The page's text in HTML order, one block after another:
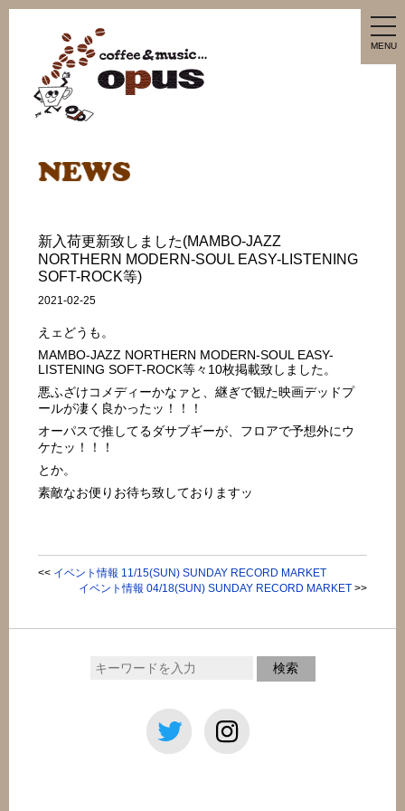
MENU
新入荷更新致しました(MAMBO-JAZZ
NORTHERN MODERN-SOUL EASY-LISTENING
SOFT-ROCK等)
2021-02-25
えェどうも。
MAMBO-JAZZ NORTHERN MODERN-SOUL EASY-
LISTENING SOFT-ROCK等々10枚掲載致しました。
悪ふざけコメディーかなァと、継ぎで観た映画デッドプ
ールが凄く良かったッ！！！
オーパスで推してるダサブギーが、フロアで予想外にウ
ケたッ！！！
とか。
素敵なお便りお待ち致しておりますッ
<< イベント情報 11/15(SUN) SUNDAY RECORD MARKET
イベント情報 04/18(SUN) SUNDAY RECORD MARKET>>